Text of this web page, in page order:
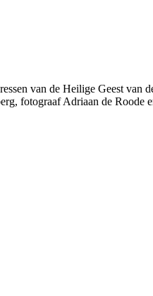
van de Heilige Geest
fotograaf Adriaan de